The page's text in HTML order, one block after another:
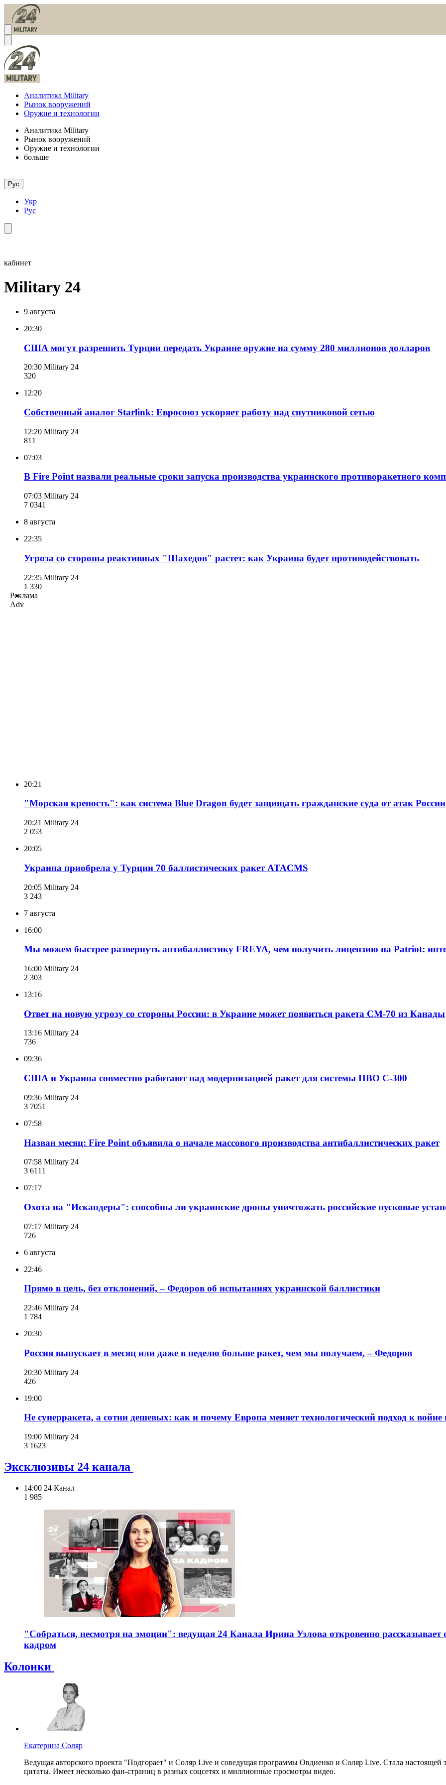
Аналитика Military
Рынок вооружений
Оружие и технологии
Аналитика Military
Рынок вооружений
Оружие и технологии
больше
Рус
Укр
Рус
кабинет
Military 24
9 августа
20:30
США могут разрешить Турции передать Украине оружие на сумму 280 миллионов долларов
20:30 Military 24
320
12:20
Собственный аналог Starlink: Евросоюз ускоряет работу над спутниковой сетью
12:20 Military 24
811
07:03
В Fire Point назвали реальные сроки запуска производства украинского противоракетного
07:03 Military 24
7 0341
8 августа
22:35
Угроза со стороны реактивных "Шахедов" растет: как Украина будет противодействовать
22:35 Military 24
1 330
Реклама
Adv
20:21
"Морская крепость": как система Blue Dragon будет защищать гражданские суда от атак России
20:21 Military 24
2 053
20:05
Украина приобрела у Турции 70 баллистических ракет ATACMS
20:05 Military 24
3 243
7 августа
16:00
Мы можем быстрее развернуть антибаллистику FREYA, чем получить лицензию на Patriot:
16:00 Military 24
2 303
13:16
Ответ на новую угрозу со стороны России: в Украине может появиться ракета CM-70 из Канады
13:16 Military 24
736
09:36
США и Украина совместно работают над модернизацией ракет для системы ПВО С-300
09:36 Military 24
3 7051
07:58
Назван месяц: Fire Point объявила о начале массового производства антибаллистических ракет
07:58 Military 24
3 611 1
07:17
Охота на "Искандеры": способны ли украинские дроны уничтожать российские пусковые
07:17 Military 24
726
6 августа
22:46
Прямо в цель, без отклонений, – Федоров об испытаниях украинской баллистики
22:46 Military 24
1 784
20:30
Россия выпускает в месяц или даже в неделю больше ракет, чем мы получаем, – Федоров
20:30 Military 24
426
19:00
Не суперракета, а сотни дешевых: как и почему Европа меняет технологический подход к войне
19:00 Military 24
3 1623
Эксклюзивы 24 канала
14:00 24 Канал
1 985
"Собраться, несмотря на эмоции": ведущая 24 Канала Ирина Узлова откровенно рассказывает
кадром
Колонки
Екатерина Соляр
Ведущая авторского проекта "Подгорает" и Соляр Live и соведущая программы Овдиенко и Соляр Live. Стала настоящей
цитаты. Имеет несколько фан-страниц в разных соцсетях и миллионные просмотры видео.